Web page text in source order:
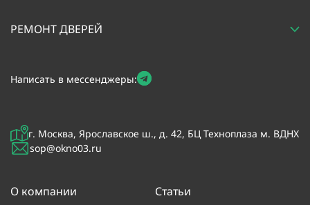
г. Москва, Ярославское ш., д. 42, БЦ Техноплаза м. ВДНХ
sop@okno03.ru
О компании Статьи
Написать в мессенджеры:
РЕМОНТ ДВЕРЕЙ